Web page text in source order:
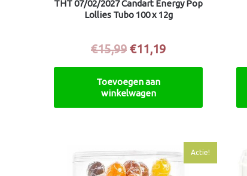
THT 07/02/2027 Candart Energy Pop
Lollies Tubo 100 x 12g
€15,99 €11,19
Toevoegen aan
winkelwagen
Actie!
Oorspronkelijke
prijs
Huidige
prijs